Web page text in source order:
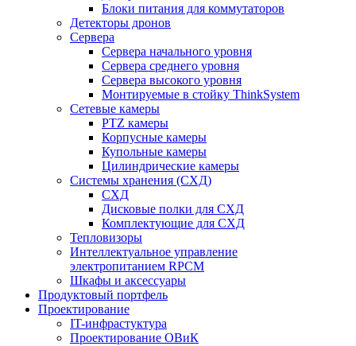
Блоки питания для коммутаторов
Детекторы дронов
Сервера
Сервера начального уровня
Сервера среднего уровня
Сервера высокого уровня
Монтируемые в стойку ThinkSystem
Сетевые камеры
PTZ камеры
Корпусные камеры
Купольные камеры
Цилиндрические камеры
Системы хранения (СХД)
СХД
Дисковые полки для СХД
Комплектующие для СХД
Тепловизоры
Интеллектуальное управление
электропитанием RPCM
Шкафы и аксессуары
Продуктовый портфель
Проектирование
IT-инфрастуктура
Проектирование ОВиК